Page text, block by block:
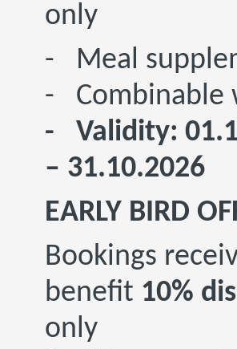
only
- Meal
- Combinable
- Validity:
– 31.10.2026
EARLY BIRD
Bookings
benefit 10%
only